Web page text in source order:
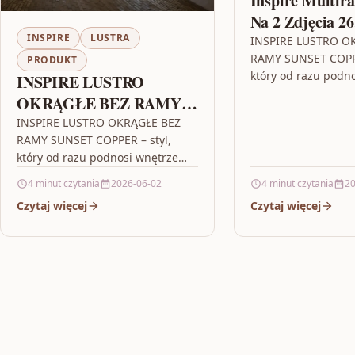
INSPIRE
LUSTRA
PRODUKT
INSPIRE LUSTRO
OKRĄGŁE BEZ RAMY
SUNSET COPPER ŚR. 40
CM
INSPIRE LUSTRO OKRĄGŁE BEZ
RAMY SUNSET COPPER – styl,
który od razu podnosi wnętrze
optycznie rozjaśni pomieszczenie
i doda mu…
4 minut czytania 2026-06-02
Czytaj więcej
Na 2 Zdjęcia
Biała Mdf
INSPIRE LUSTRO
RAMY SUNSET
który od razu
4 minut czytania
Czytaj więcej